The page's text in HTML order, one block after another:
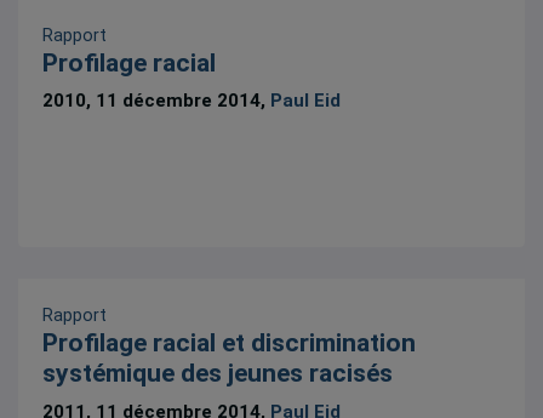
Rapport
Profilage racial
2010, 11 décembre 2014, Paul Eid
Rapport
Profilage racial et discrimination
systémique des jeunes racisés
2011, 11 décembre 2014, Paul Eid